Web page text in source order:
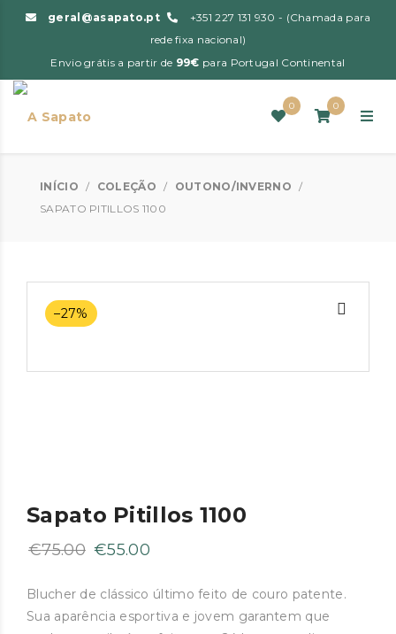
geral@asapato.pt
+351 227 131 930 - (Chamada para
rede fixa nacional)
Envio grátis a partir de 99€ para Portugal Continental
0 0
INÍCIO / COLEÇÃO / OUTONO/INVERNO
/
SAPATO PITILLOS 1100
–27%
Sapato Pitillos 1100
€75.00 O
original
era:
€55.00
atual
é:
Blucher de clássico último feito de couro patente.
Sua aparência esportiva e jovem garantem que